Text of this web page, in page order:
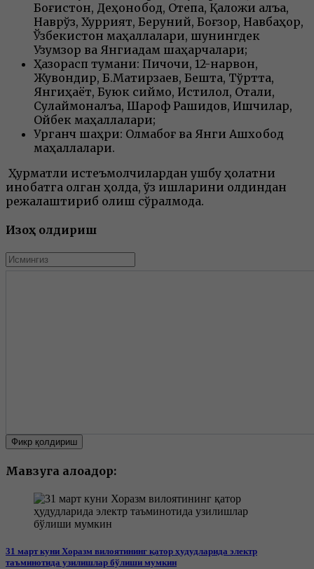
Боғистон, Деҳқонобод, Оқтепа, Қаложиқ қалъа,
Наврўз, Хуррият, Беруний, Боғзор, Навбаҳор,
Ўзбекистон маҳаллалари, шунингдек
Узумзор ва Янгиқадам шаҳарчалари;
Ҳазорасп тумани: Пичоқчи, 12-нарвон,
Жувондир, Б.Матирзаев, Бешта, Тўртта,
Янгиҳаёт, Буюк сиймо, Истиқлол, Оталиқ,
Сулаймонқалъа, Шароф Рашидов, Ишчилар,
Ойбек маҳаллалари;
Урганч шаҳри: Олмабоғ ва Янги Ашхобод
маҳаллалари.
Ҳурматли истеъмолчилардан ушбу ҳолатни
инобатга олган ҳолда, ўз ишларини олдиндан
режалаштириб олиш сўралмоқда.
Изоҳ қолдириш
Фикр қолдириш
Мавзуга алоқадор:
31 март куни Хоразм вилоятининг қатор ҳудудларида электр
таъминотида узилишлар бўлиши мумкин